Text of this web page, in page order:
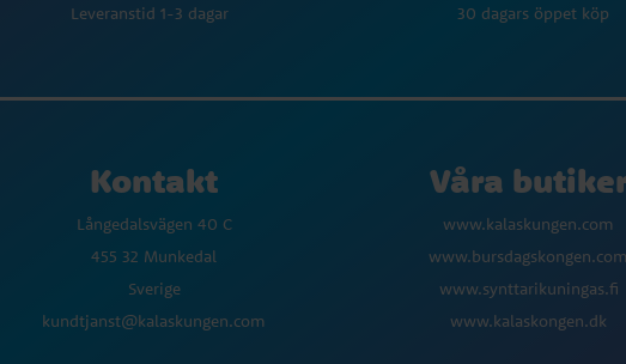
Leveranstid 1-3 dagar 30 dagars öppet köp
Kontakt
Långedalsvägen 40 C
455 32 Munkedal
Sverige
kundtjanst@kalaskungen.com
Våra
www.kalaskungen.com
www.bursdagskongen.com
www.synttarikuningas.fi
www.kalaskongen.dk